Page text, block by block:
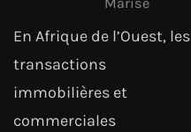
En Afrique de l’Ouest, les
transactions
immobilières et
commerciales